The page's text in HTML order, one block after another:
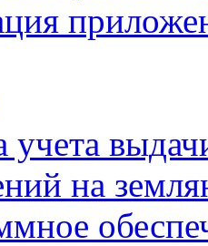
учета
на